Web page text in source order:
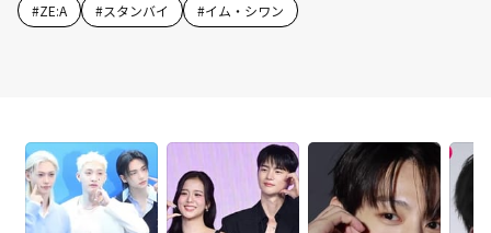
#ZE:A #スタンバイ #イム・シワン